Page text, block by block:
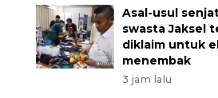
Asal-usul
swasta Jaksel
diklaim untuk
menembak
3 jam lalu